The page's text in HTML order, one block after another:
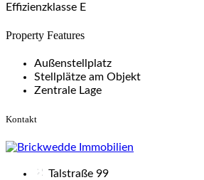
Effizienzklasse E
Property Features
Außenstellplatz
Stellplätze am Objekt
Zentrale Lage
Kontakt
Talstraße 99